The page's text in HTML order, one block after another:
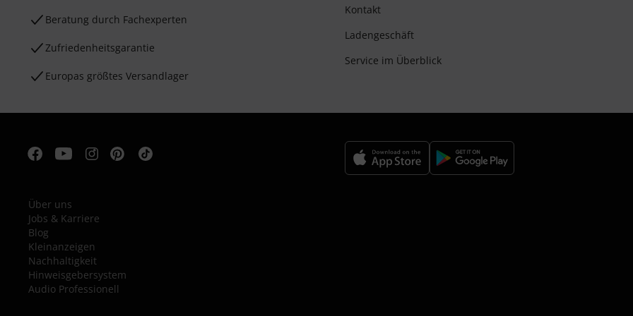
Beratung durch Fachexperten
Zufriedenheitsgarantie
Europas größtes Versandlager
Kontakt
Ladengeschäft
Service im Überblick
Über uns
Jobs & Karriere
Blog
Kleinanzeigen
Nachhaltigkeit
Hinweisgebersystem
Audio Professionell